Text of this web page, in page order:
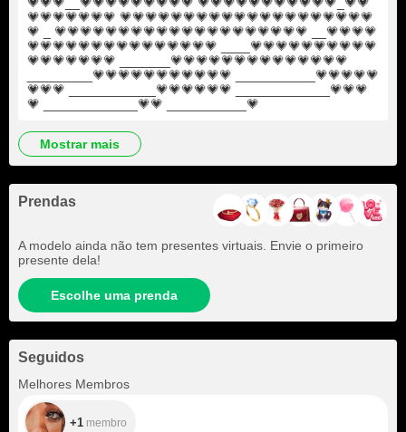
💗💗💗💗💗💗💗 💗💗💗💗💗💗💗💗💗💗💗💗💗💗💗💗💗💗💗💗
💗 _ 💗💗💗💗💗💗💗💗💗💗💗💗💗💗💗💗💗💗💗💗 __💗💗💗💗
💗💗💗💗💗💗💗💗💗💗💗💗💗💗💗 ____💗💗💗💗💗💗💗💗💗💗
💗💗💗💗💗💗💗 _______💗💗💗💗💗💗💗💗💗💗💗💗💗💗
_________💗💗💗💗💗💗💗💗💗💗💗 ___________💗💗💗💗💗
💗💗💗 ____________💗💗💗💗💗💗 _____________💗💗💗
💗 _____________💗💗 ___________💗
mostrar mais
Prendas
A modelo ainda não tem presentes virtuais. Envie o primeiro
presente dela!
Escolhe uma prenda
Seguidos
Melhores Membros
+1
+1 membro